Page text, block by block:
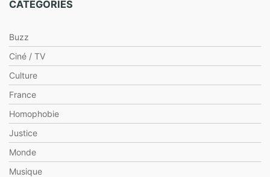
CATÉGORIES
Buzz
Ciné / TV
Culture
France
Homophobie
Justice
Monde
Musique